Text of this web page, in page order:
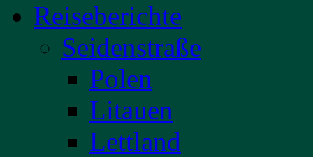
Reiseberichte
Seidenstraße
Polen
Litauen
Lettland